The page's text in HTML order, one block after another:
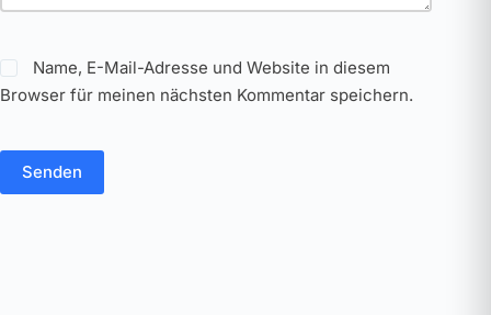
Name, E-Mail-Adresse und Website in diesem
Browser für meinen nächsten Kommentar speichern.
Senden